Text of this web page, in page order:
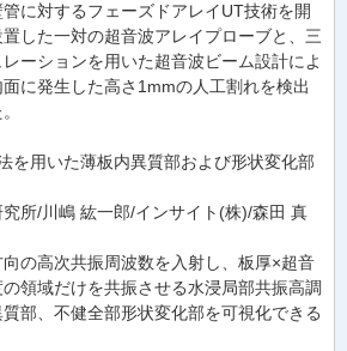
に対するフェーズドアレイUT技術を開
した一対の超音波アレイプローブと、三
ーションを用いた超音波ビーム設計によ
に発生した高さ1mmの人工割れを検出
を用いた薄板内異質部および形状変化部
所/川嶋 紘一郎/インサイト(株)/森田 真
の高次共振周波数を入射し、板厚×超音
領域だけを共振させる水浸局部共振高調
部、不健全部形状変化部を可視化できる